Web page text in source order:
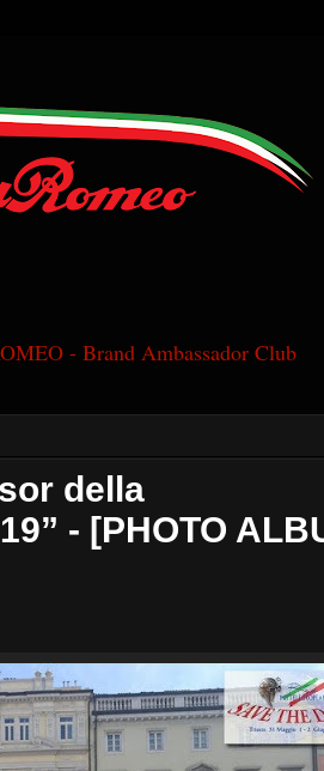
- Brand Ambassador Club
della
- [PHOTO